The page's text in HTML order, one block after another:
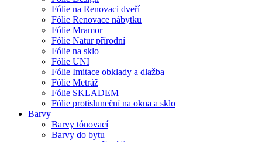
Fólie na Renovaci dveří
Fólie Renovace nábytku
Fólie Mramor
Fólie Natur přírodní
Fólie na sklo
Fólie UNI
Fólie Imitace obklady a dlažba
Fólie Metráž
Fólie SKLADEM
Fólie protisluneční na okna a sklo
Barvy
Barvy tónovací
Barvy do bytu